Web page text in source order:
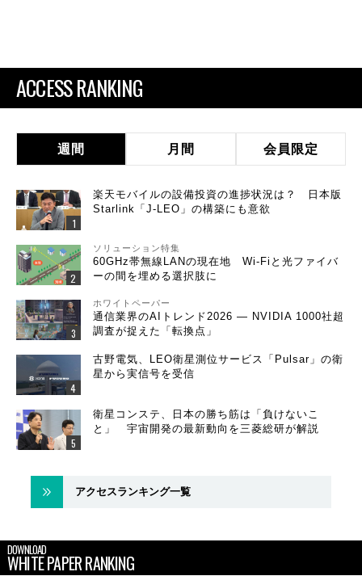
ACCESS RANKING
週間 月間 会員限定
楽天モバイルの設備投資の進捗状況は？ 日本版
Starlink「J-LEO」の構築にも意欲
ソリューション特集
60GHz帯無線LANの現在地 Wi-Fiと光ファイバ
ーの間を埋める選択肢に
ホワイトペーパー
通信業界のAIトレンド2026 ― NVIDIA 1000社超
調査が捉えた「転換点」
古野電気、LEO衛星測位サービス「Pulsar」の衛
星から実信号を受信
衛星コンステ、日本の勝ち筋は「負けないこ
と」 宇宙開発の最新動向を三菱総研が解説
アクセスランキング一覧
DOWNLOAD
WHITE PAPER RANKING